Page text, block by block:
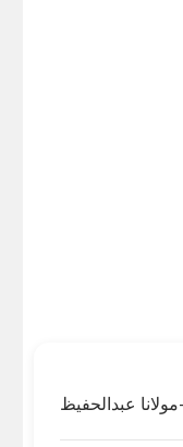
عبدالحفیظ